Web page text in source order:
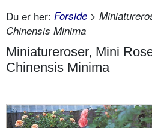
Du er her: Forside >
Chinensis Minima
Miniatureroser, Mini
Chinensis Minima